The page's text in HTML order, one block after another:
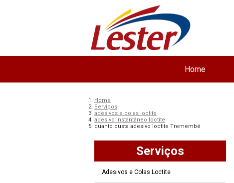
Home
Home
Serviços
adesivos e colas loctite
adesivo instantâneo loctite
quanto custa adesivo loctite Tremembé
Serviços
Adesivos e Colas Loctite